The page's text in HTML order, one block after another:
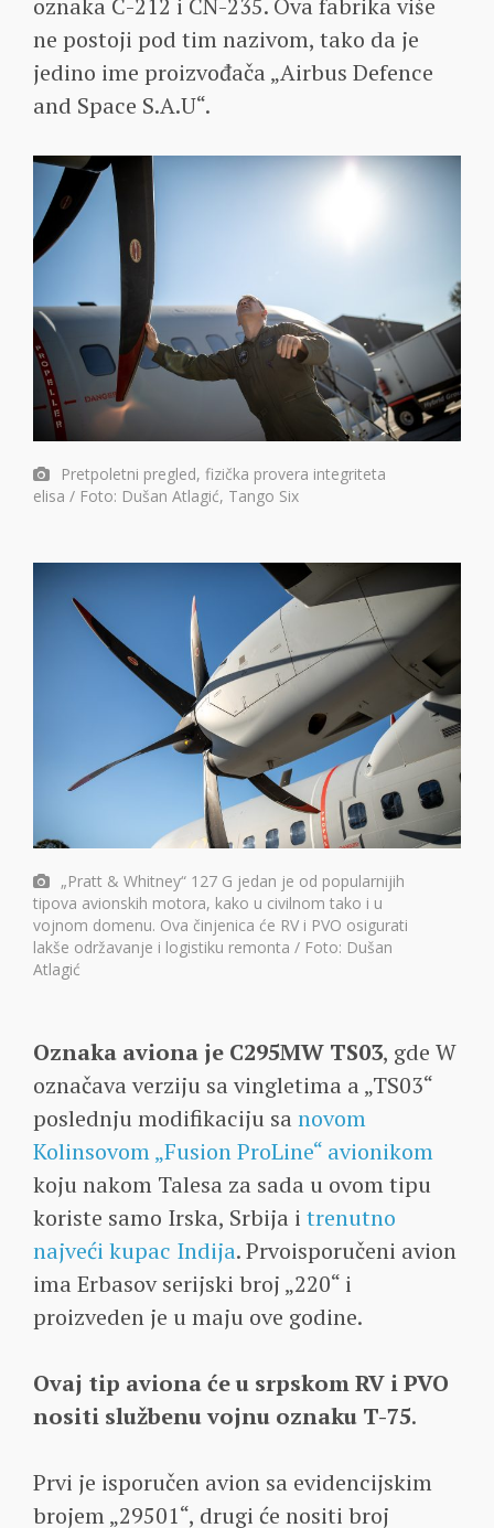
ne postoji pod tim nazivom, tako da je
jedino ime proizvođača „Airbus Defence
and Space S.A.U“.
Pretpoletni pregled, fizička provera integriteta
elisa / Foto: Dušan Atlagić, Tango Six
„Pratt & Whitney“ 127 G jedan je od popularnijih
tipova avionskih motora, kako u civilnom tako i u
vojnom domenu. Ova činjenica će RV i PVO osigurati
lakše održavanje i logistiku remonta / Foto: Dušan
Atlagić
Oznaka aviona je C295MW TS03, gde W
označava verziju sa vingletima a „TS03“
poslednju modifikaciju sa novom
Kolinsovom „Fusion ProLine“ avionikom
koju nakom Talesa za sada u ovom tipu
koriste samo Irska, Srbija i trenutno
najveći kupac Indija. Prvoisporučeni avion
ima Erbasov serijski broj „220“ i
proizveden je u maju ove godine.
Ovaj tip aviona će u srpskom RV i PVO
nositi službenu vojnu oznaku T-75.
Prvi je isporučen avion sa evidencijskim
brojem „29501“, drugi će nositi broj